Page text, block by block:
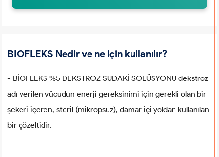
BIOFLEKS Nedir ve ne için kullanılır?
- BİOFLEKS %5 DEKSTROZ SUDAKİ SOLÜSYONU dekstroz
adı verilen vücudun enerji gereksinimi için gerekli olan bir
şekeri içeren, steril (mikropsuz), damar içi yoldan kullanılan
bir çözeltidir.